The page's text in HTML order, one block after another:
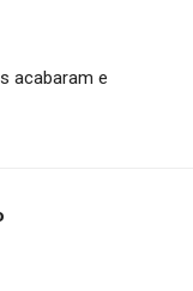
acabaram e